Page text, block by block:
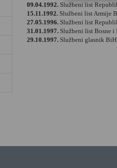
09.04.1992.Službeni list
15.11.1992. Službeni list Armije
27.05.1996.Službeni list
31.01.1997.Službeni list Bosne i
29.10.1997.Službeni glasnik BiH